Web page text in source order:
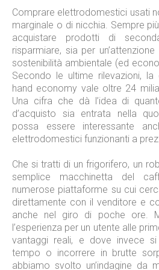
Comprare elettrodomestici usati
marginale o di nicchia. Sempre
acquistare prodotti di
risparmiare, sia per
sostenibilità ambientale (ed
Secondo le ultime rilevazioni, la
hand economy vale oltre 24
Una cifra che dà l’idea di
d’acquisto sia entrata nella
possa essere interessante
elettrodomestici funzionanti a
Che si tratti di un frigorifero, un
semplice macchinetta del
numerose piattaforme su cui
direttamente con il venditore e
anche nel giro di poche ore.
l’esperienza per un utente alle
vantaggi reali, e dove invece
tempo o incorrere in brutte
abbiamo svolto un’indagine da